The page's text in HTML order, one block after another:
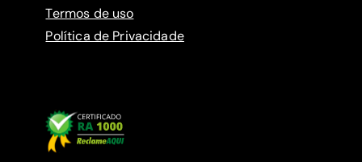
Termos de uso
Política de Privacidade